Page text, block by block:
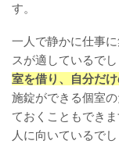
す。
一人で静かに仕事
スが適しているでし
室を借り、自分だ
施錠ができる個室
ておくこともでき
人に向いているでし